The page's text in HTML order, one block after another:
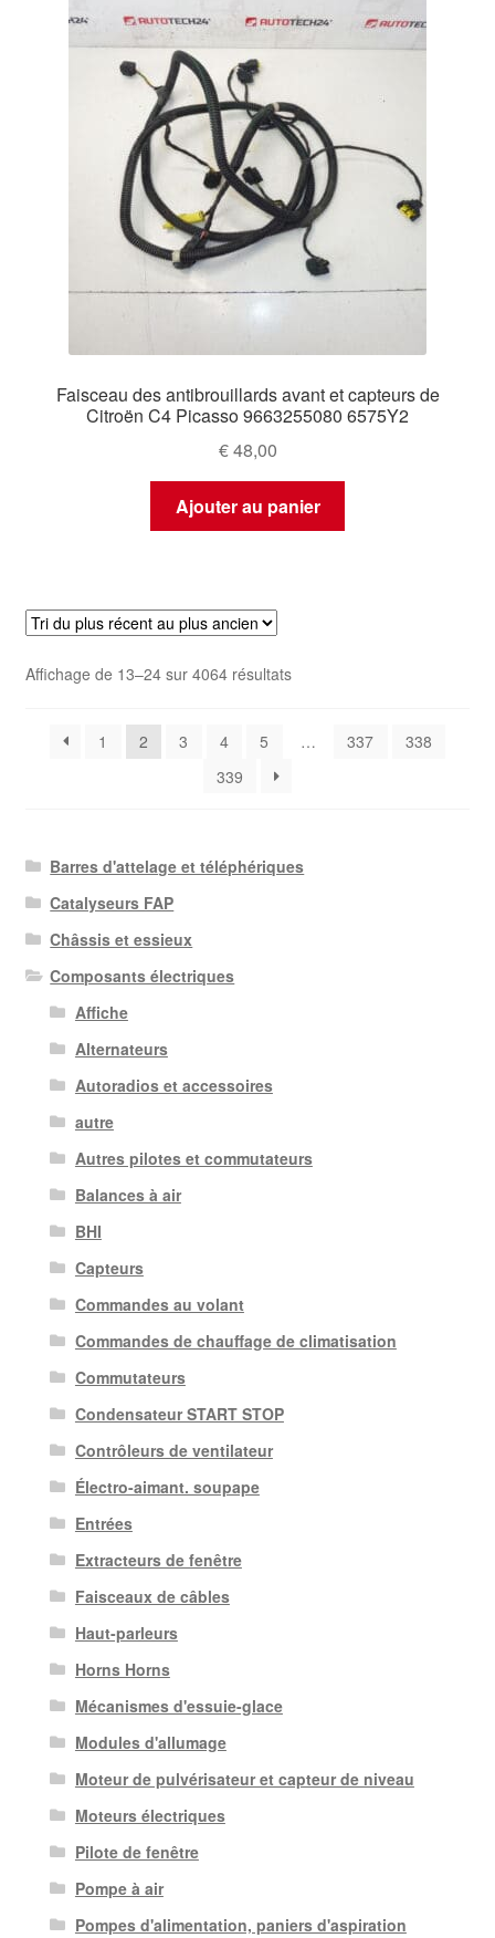
Faisceau des antibrouillards avant et capteurs de
Citroën C4 Picasso 9663255080 6575Y2
€48,00
Ajouter au panier
Affichage de 13–24 sur 4064 résultatsTrié
récent
1 2 3 4 5 … 337
338
339
Barres d'attelage et téléphériques
Catalyseurs FAP
Châssis et essieux
Composants électriques
Affiche
Alternateurs
Autoradios et accessoires
autre
Autres pilotes et commutateurs
Balances à air
BHI
Capteurs
Commandes au volant
Commandes de chauffage de climatisation
Commutateurs
Condensateur START STOP
Contrôleurs de ventilateur
Électro-aimant. soupape
Entrées
Extracteurs de fenêtre
Faisceaux de câbles
Haut-parleurs
Horns Horns
Mécanismes d'essuie-glace
Modules d'allumage
Moteur de pulvérisateur et capteur de niveau
Moteurs électriques
Pilote de fenêtre
Pompe à air
Pompes d'alimentation, paniers d'aspiration